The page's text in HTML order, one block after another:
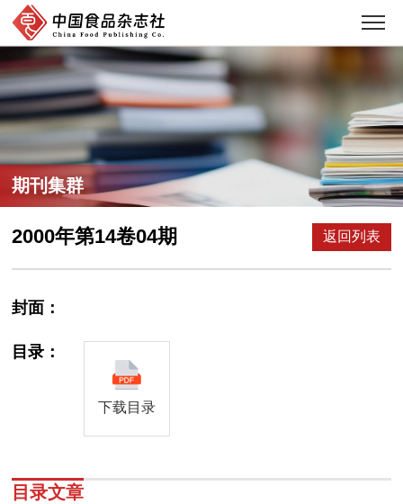
期刊集群
2000年第14卷04期 返回列表
封面：
目录：
下载目录
目录文章